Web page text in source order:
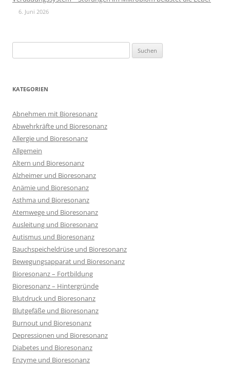
6. Juni 2026
nach:
KATEGORIEN
Abnehmen mit Bioresonanz
Abwehrkräfte und Bioresonanz
Allergie und Bioresonanz
Allgemein
Altern und Bioresonanz
Alzheimer und Bioresonanz
Anämie und Bioresonanz
Asthma und Bioresonanz
Atemwege und Bioresonanz
Ausleitung und Bioresonanz
Autismus und Bioresonanz
Bauchspeicheldrüse und Bioresonanz
Bewegungsapparat und Bioresonanz
Bioresonanz – Fortbildung
Bioresonanz – Hintergründe
Blutdruck und Bioresonanz
Blutgefäße und Bioresonanz
Burnout und Bioresonanz
Depressionen und Bioresonanz
Diabetes und Bioresonanz
Enzyme und Bioresonanz